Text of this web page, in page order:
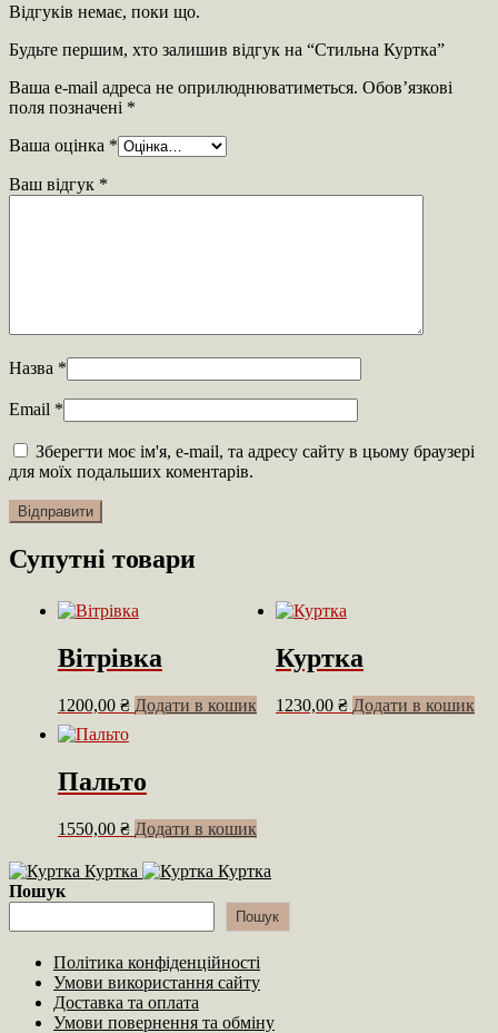
Відгуків немає, поки що.
Будьте першим, хто залишив відгук на “Стильна Куртка”
Ваша e-mail адреса не оприлюднюватиметься. Обов’язкові
поля позначені *
Ваша оцінка *
Ваш відгук *
Назва *
Email *
Зберегти моє ім'я, e-mail, та адресу сайту в цьому браузері
для моїх подальших коментарів.
Супутні товари
Вітрівка
1200,00 ₴ Додати в кошик
Куртка
1230,00 ₴ Додати в кошик
Пальто
1550,00 ₴ Додати в кошик
Куртка
Куртка
Пошук
Пошук
Політика конфіденційності
Умови використання сайту
Доставка та оплата
Умови повернення та обміну